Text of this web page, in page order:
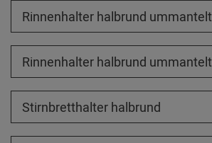
Rinnenhalter halbrund ummantelt
Rinnenhalter halbrund ummantelt
Stirnbretthalter halbrund